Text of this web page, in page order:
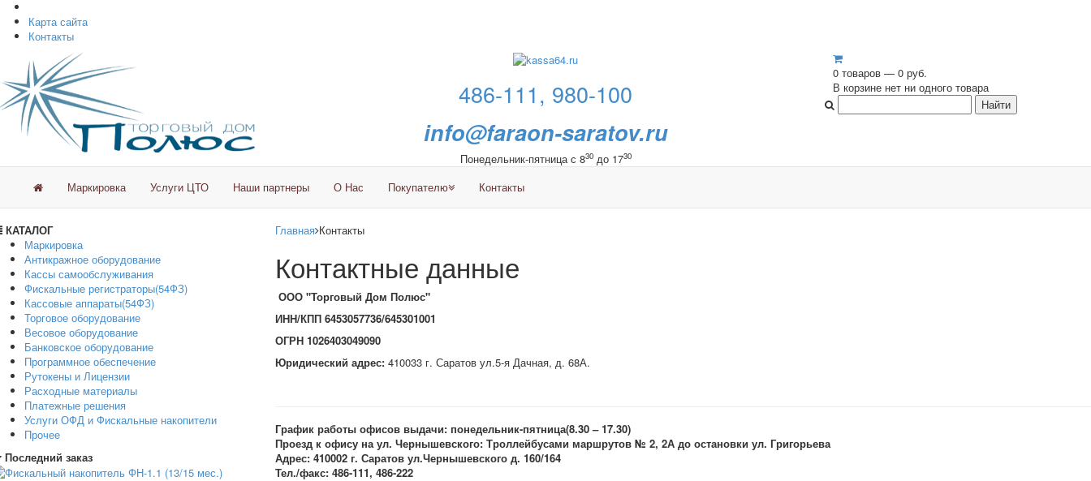
Карта сайта
Контакты
486-111, 980-100
info@faraon-saratov.ru
Понедельник-пятница с 830до 1730
0 товаров — 0 руб.
В корзине нет ни одного товара
Маркировка Услуги ЦТО Наши партнеры О Нас Покупателю Контакты
КАТАЛОГ
Маркировка
Антикражное оборудование
Кассы самообслуживания
Фискальные регистраторы(54ФЗ)
Кассовые аппараты(54ФЗ)
Торговое оборудование
Весовое оборудование
Банковское оборудование
Программное обеспечение
Рутокены и Лицензии
Расходные материалы
Платежные решения
Услуги ОФД и Фискальные накопители
Прочее
Последний заказ
Главная Контакты
Контактные данные
ООО "Торговый Дом Полюс"
ИНН/КПП 6453057736/645301001
ОГРН 1026403049090
Юридический адрес:410033 г. Саратов ул.5-я Дачная, д. 68А.
График работы офисов выдачи: понедельник-пятница(8.30 – 17.30)
Проезд к офису на ул. Чернышевского: Троллейбусами маршрутов № 2, 2А до остановки ул. Григорьева
Адрес: 410002 г. Саратов ул.Чернышевского д. 160/164
Тел./факс: 486-111, 486-222